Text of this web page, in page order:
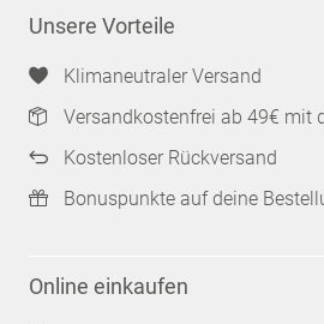
Unsere Vorteile
Klimaneutraler Versand
Versandkostenfrei ab 49€ mit
Kostenloser Rückversand
Bonuspunkte auf deine
Online einkaufen